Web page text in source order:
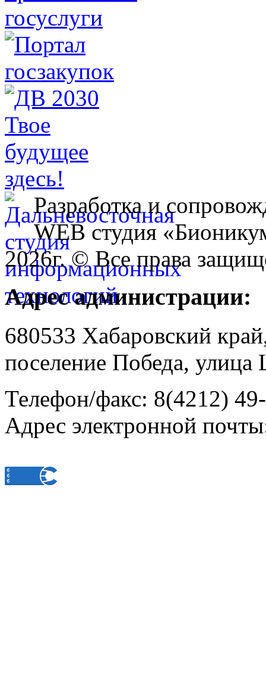
Разработка и
WEB студия
2026г. © Все права
Адрес администрации:
680533 Хабаровский
поселение Победа, улица
Телефон/факс: 8(4212)
Адрес электронной